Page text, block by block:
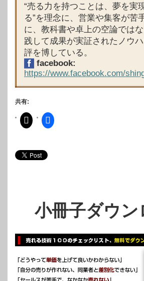
“売る力を持つことは、夢を実
る”を理念に、営業や集客が苦
に、教科書や卓上の空論では
践して成果が実証されたノウ
評を博している。
facebook:
https://www.facebook.com/
共有:
小冊子ダウン